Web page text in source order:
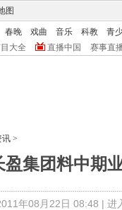
图
春晚 戏曲 音乐 科教 青
大全 直播中国 赛事直
讯 >
盈集团料中期
年08月22日 08:48 | 进